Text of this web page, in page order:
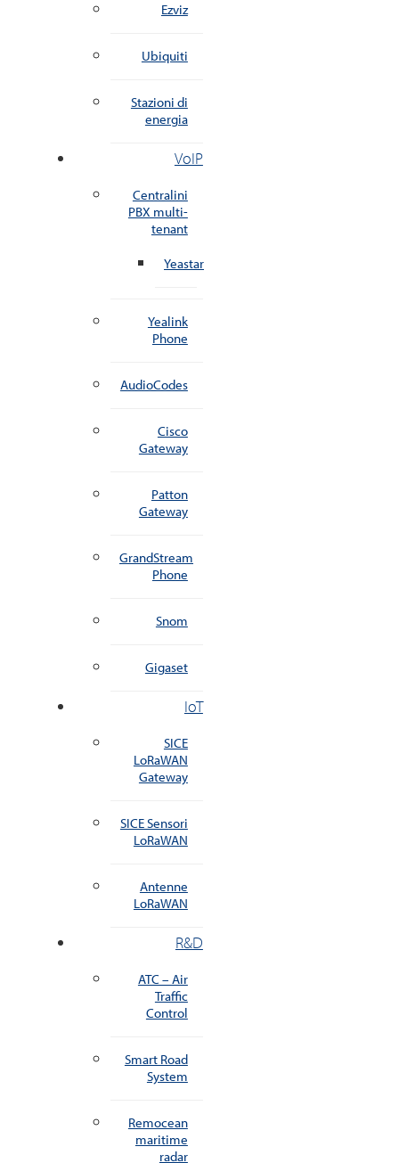
Ezviz
Ubiquiti
Stazioni di
energia
VoIP
Centralini
PBX multi-
tenant
Yeastar
Yealink
Phone
AudioCodes
Cisco
Gateway
Patton
Gateway
GrandStream
Phone
Snom
Gigaset
IoT
SICE
LoRaWAN
Gateway
SICE Sensori
LoRaWAN
Antenne
LoRaWAN
R&D
ATC – Air
Traffic
Control
Smart Road
System
Remocean
maritime
radar